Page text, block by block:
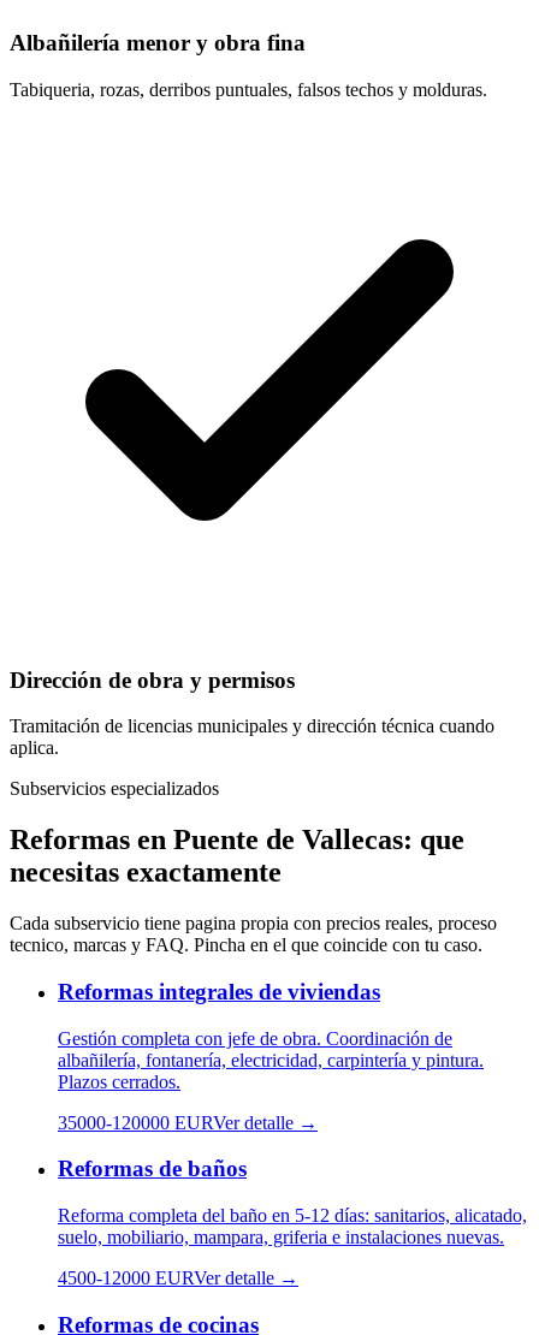
Albañilería menor y obra fina
Tabiqueria, rozas, derribos puntuales, falsos techos y molduras.
Dirección de obra y permisos
Tramitación de licencias municipales y dirección técnica cuando
aplica.
Subservicios especializados
Reformas en Puente de Vallecas: que
necesitas exactamente
Cada subservicio tiene pagina propia con precios reales, proceso
tecnico, marcas y FAQ. Pincha en el que coincide con tu caso.
Reformas integrales de viviendas
Gestión completa con jefe de obra. Coordinación de
albañilería, fontanería, electricidad, carpintería y pintura.
Plazos cerrados.
35000-120000 EURVer detalle →
Reformas de baños
Reforma completa del baño en 5-12 días: sanitarios, alicatado,
suelo, mobiliario, mampara, griferia e instalaciones nuevas.
4500-12000 EURVer detalle →
Reformas de cocinas